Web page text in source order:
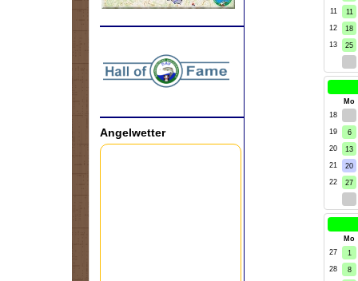
Angelwetter
11 11
12 18
13 25
Mo
18
19 6
20 13
21 20
22 27
Mo
27
1
28 8